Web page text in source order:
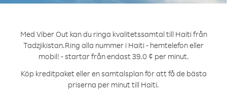
Med Viber Out kan du ringa kvalitetssamtal till Haiti från
Tadzjikistan.Ring alla nummer i Haiti - hemtelefon eller
mobil! - startar från endast 39.0 ¢ per minut.
Köp kreditpaket eller en samtalsplan för att få de bästa
priserna per minut till Haiti.